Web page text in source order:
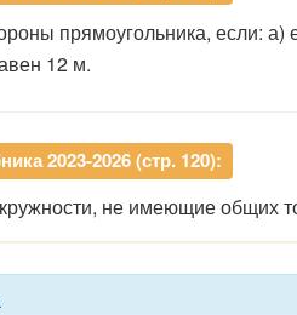
прямоугольника, если:
12 м.
2023-2026 (стр. 120):
не имеющиеобщих